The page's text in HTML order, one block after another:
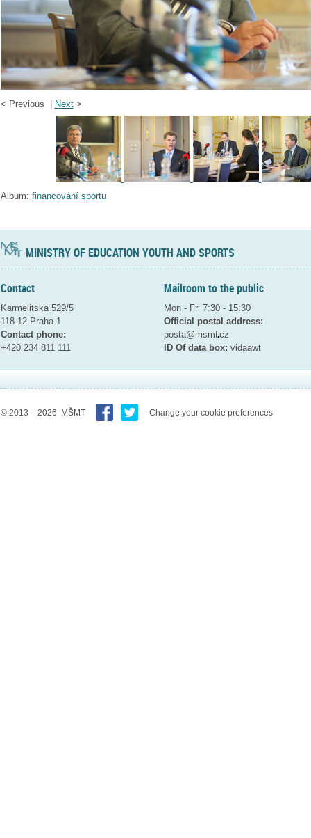
< Previous | Next>
Album: financování sportu
MINISTRY OF EDUCATION YOUTH AND SPORTS
Contact
Karmelitska 529/5
118 12 Praha 1
Contact phone:
+420 234 811 111
Mailroom to the public
Mon - Fri 7:30 - 15:30
Official postal address:
posta@msmtcz
ID Of data box: vidaawt
© 2013 – 2026 MŠMT Change your cookie preferences